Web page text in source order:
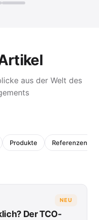
aus der Welt des
Produkte Referenzen
NEU
Der TCO-